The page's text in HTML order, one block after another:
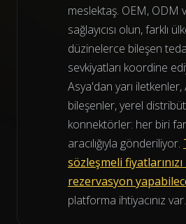
meslektaş. OEM, ODM
sağlayıcısı olun, farklı
düzinelerce bileşen
sevkiyatları koordine
Asya'dan yarı
bileşenler, yerel
konnektörler: her biri
aracılığıyla gönderiliyor.
sözleşmeli
rezervasyon
platforma ihtiyacınız var.